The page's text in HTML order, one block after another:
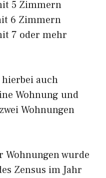
5 Zimmern
6 Zimmern
7 oder mehr
hierbei auch
Wohnung und
Wohnungen
Wohnungen wurde
Zensus im Jahr